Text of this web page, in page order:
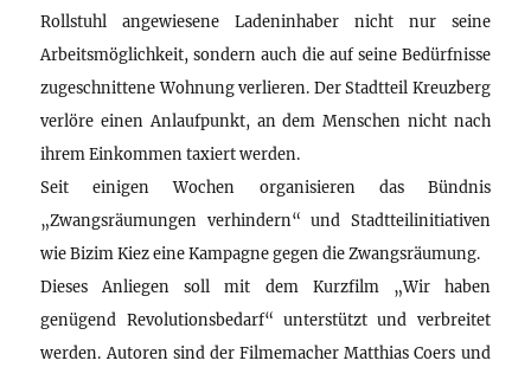
Rollstuhl angewiesene Ladeninhaber nicht nur seine
Arbeitsmöglichkeit, sondern auch die auf seine Bedürfnisse
zugeschnittene Wohnung verlieren. Der Stadtteil Kreuzberg
verlöre einen Anlaufpunkt, an dem Menschen nicht nach
ihrem Einkommen taxiert werden.
Seit einigen Wochen organisieren das Bündnis
„Zwangsräumungen verhindern“ und Stadtteilinitiativen
wie Bizim Kiez eine Kampagne gegen die Zwangsräumung.
Dieses Anliegen soll mit dem Kurzfilm „Wir haben
genügend Revolutionsbedarf“ unterstützt und verbreitet
werden. Autoren sind der Filmemacher Matthias Coers und